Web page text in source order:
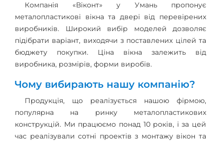
Компанія «Віконт» у Умань пропонує
металопластикові вікна та двері від перевірених
виробників. Широкий вибір моделей дозволяє
підібрати варіант, виходячи з поставлених цілей та
бюджету покупки. Ціна вікна залежить від
виробника, розмірів, форми виробів.
Чому вибирають нашу компанію?
Продукція, що реалізується нашою фірмою,
популярна на ринку металопластикових
конструкцій. Ми працюємо понад 10 років, і за цей
час реалізували сотні проектів з монтажу вікон та